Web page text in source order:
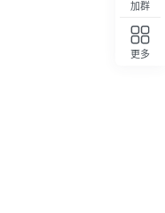
加群
更多